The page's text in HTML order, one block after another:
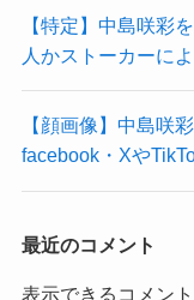
【特定】中島咲彩
人かストーカーに
【顔画像】中島咲
facebook・Xや
最近のコメント
表示できるコメン